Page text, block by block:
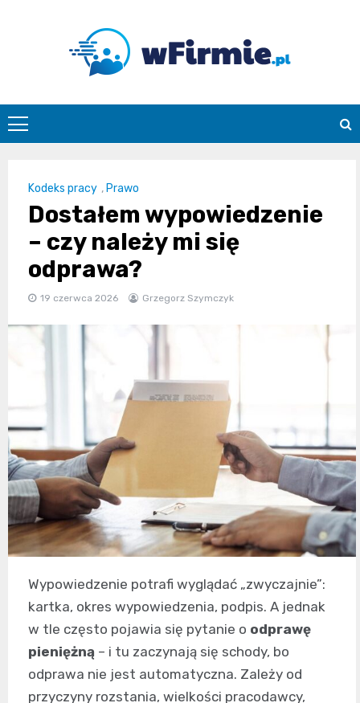
Wfirmie.pl
Kodeks pracy , Prawo
Dostałem wypowiedzenie
– czy należy mi się
odprawa?
19 czerwca 2026 Grzegorz Szymczyk
Wypowiedzenie potrafi wyglądać „zwyczajnie”:
kartka, okres wypowiedzenia, podpis. A jednak
w tle często pojawia się pytanie o odprawę
pieniężną – i tu zaczynają się schody, bo
odprawa nie jest automatyczna. Zależy od
przyczyny rozstania, wielkości pracodawcy,